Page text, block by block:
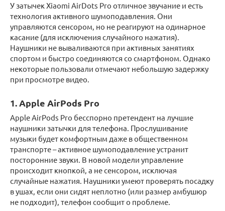
У затычек Xiaomi AirDots Pro отличное звучание и есть
технология активного шумоподавления. Они
управляются сенсором, но не реагируют на одинарное
касание (для исключения случайного нажатия).
Наушники не вываливаются при активных занятиях
спортом и быстро соединяются со смартфоном. Однако
некоторые пользовали отмечают небольшую задержку
при просмотре видео.
1. Apple AirPods Pro
Apple AirPods Pro бесспорно претендент на лучшие
наушники затычки для телефона. Прослушивание
музыки будет комфортным даже в общественном
транспорте – активное шумоподавление устранит
посторонние звуки. В новой модели управление
происходит кнопкой, а не сенсором, исключая
случайные нажатия. Наушники умеют проверять посадку
в ушах, если они сидят неплотно (или размер амбушюр
не подходит), телефон сообщит о проблеме.